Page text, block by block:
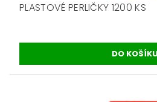
PLASTOVÉ PERLIČKY 1200 KS